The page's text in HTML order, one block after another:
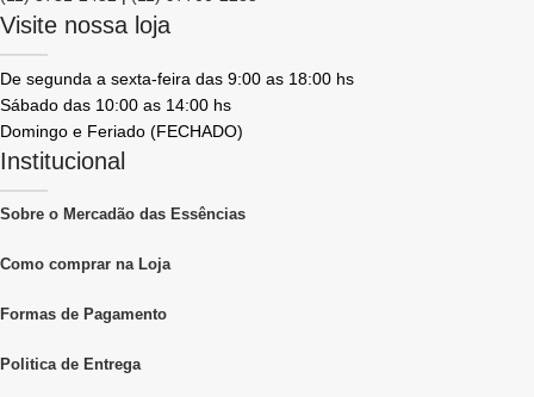
Visite nossa loja
De segunda a sexta-feira das 9:00 as 18:00 hs
Sábado das 10:00 as 14:00 hs
Domingo e Feriado (FECHADO)
Institucional
Sobre o Mercadão das Essências
Como comprar na Loja
Formas de Pagamento
Politica de Entrega